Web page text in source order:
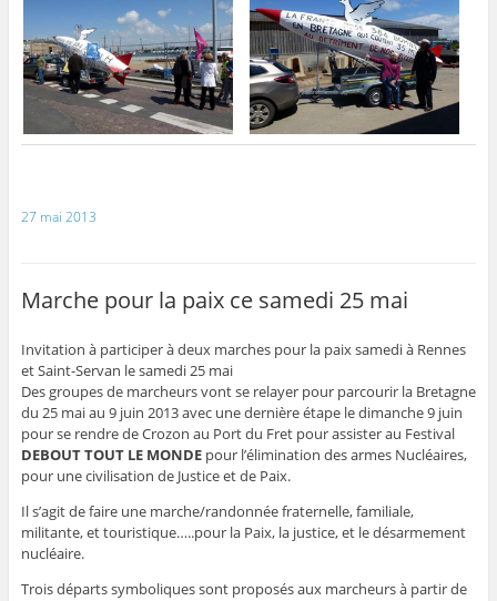
27 mai 2013
Marche pour la paix ce samedi 25 mai
Invitation à participer à deux marches pour la paix samedi à Rennes
et Saint-Servan le samedi 25 mai
Des groupes de marcheurs vont se relayer pour parcourir la Bretagne
du 25 mai au 9 juin 2013 avec une dernière étape le dimanche 9 juin
pour se rendre de Crozon au Port du Fret pour assister au Festival
DEBOUT TOUT LE MONDEpour l’élimination des armes Nucléaires,
pour une civilisation de Justice et de Paix.
Il s’agit de faire une marche/randonnée fraternelle, familiale,
militante, et touristique…..pour la Paix, la justice, et le désarmement
nucléaire.
Trois départs symboliques sont proposés aux marcheurs à partir de